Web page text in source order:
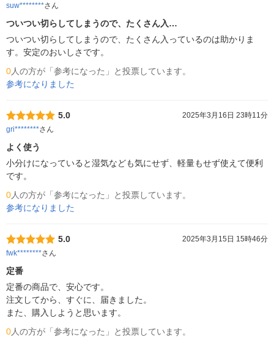
suw********さん
ついつい切らしてしまうので、たくさん入…
ついつい切らしてしまうので、たくさん入っているのは助かりま
す。安定のおいしさです。
0人の方が「参考になった」と投票しています。
参考になりました
5.0
2025年3月16日 23時11分
gri********さん
よく使う
小分けになっていると湿気なども気にせず、軽量もせず使えて便利
です。
0人の方が「参考になった」と投票しています。
参考になりました
5.0
2025年3月15日 15時46分
fwk********さん
定番
定番の商品で、安心です。
注文してから、すぐに、届きました。
また、購入しようと思います。
0人の方が「参考になった」と投票しています。